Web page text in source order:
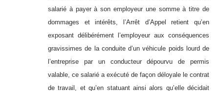
salarié à payer à son employeur une somme à titre de
dommages et intérêts, l’Arrêt d’Appel retient qu’en
exposant délibérément l’employeur aux conséquences
gravissimes de la conduite d’un véhicule poids lourd de
l’entreprise par un conducteur dépourvu de permis
valable, ce salarié a exécuté de façon déloyale le contrat
de travail, et qu’en statuant ainsi alors qu’elle décidait